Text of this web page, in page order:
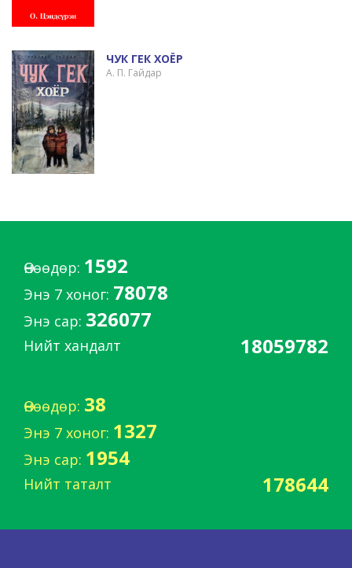
ЧУК ГЕК ХОЁР
А. П. Гайдар
Өнөөдөр: 1592
Энэ 7 хоног: 78078
Энэ сар: 326077
Нийт хандалт 18059782
Өнөөдөр: 38
Энэ 7 хоног: 1327
Энэ сар: 1954
Нийт таталт 178644